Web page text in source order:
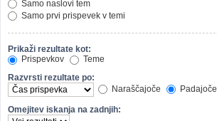
Samo naslovi tem
Samo prvi prispevek v temi
Prikaži rezultate kot:
Prispevkov
Teme
Razvrsti rezultate po:
Naraščajoče
Padajoče
Omejitev iskanja na zadnjih: